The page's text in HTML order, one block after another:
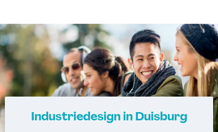
Industriedesign in Duisburg